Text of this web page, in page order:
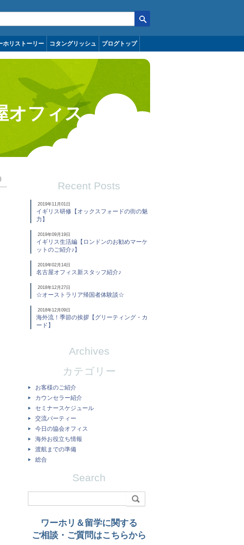
ホリストーリー コタングリッシュ ブログトップ
オフィス
Recent Posts
2019年11月01日
イギリス研修【オックスフォードの街の魅
力】
2019年09月19日
イギリス生活編【ロンドンのお勧めマーケ
ットのご紹介♪】
2019年02月14日
名古屋オフィス新スタッフ紹介♪
2018年12月27日
☆オーストラリア帰国者体験談☆
2018年12月09日
海外流！季節の挨拶【グリーティング・カ
ード】
Archives
カテゴリー
お客様のご紹介
カウンセラー紹介
セミナースケジュール
交流パーティー
今日の協会オフィス
海外お役立ち情報
渡航までの準備
総合
Search
ワーホリ＆留学に関する
ご相談・ご質問はこちらから